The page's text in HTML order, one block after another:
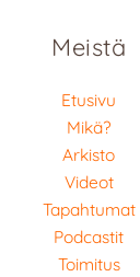
Meistä
Etusivu
Mikä?
Arkisto
Videot
Tapahtumat
Podcastit
Toimitus